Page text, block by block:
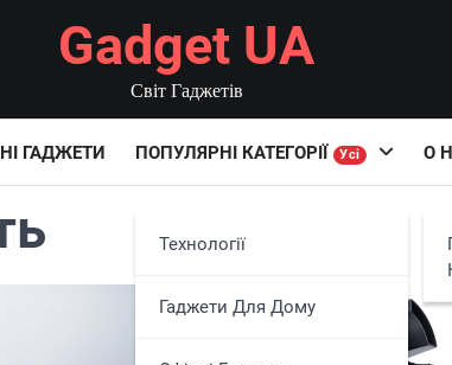
Gadget UA
Світ Гаджетів
ГАДЖЕТИ ПОПУЛЯРНІ КАТЕГОРІЇ Усі
Технології
Гаджети Для Дому
О